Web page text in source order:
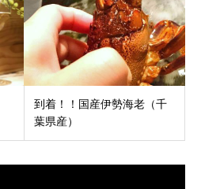
到着！！国産伊勢海老（千
葉県産）